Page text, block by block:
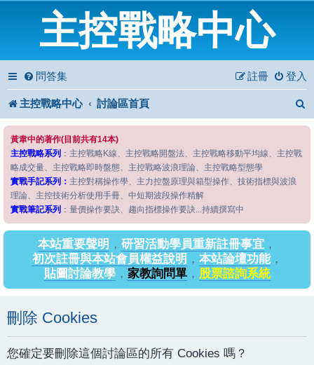
主控戰略中心
問答集 登入
註冊
主控戰略中心 討論區首頁
黃韋中的著作(目前共有14本)
主控戰略系列 ：主控戰略K線、主控戰略開盤法、主控戰略移動平均線、主控戰
略成交量、主控戰略即時盤態、主控戰略波浪理論、主控戰略型態學
實戰手記系列： 主控對稱操作學、主力控盤原理與箱型操作、技術指標與波浪
理論、主控技術分析使用手冊、中短期波段操作精解
實戰筆記系列 ：量價操作要訣、趨向指標操作要訣...持續撰寫中
本站重要聲明 ， 研習活動學員重新註冊事宜 ，
初次註冊與本站會員權益說明 ， 本站論壇功能，
貼圖討論教學， 家教詢問單， 股票諮詢系統
刪除 Cookies
您確定要刪除這個討論區的所有 Cookies 嗎？